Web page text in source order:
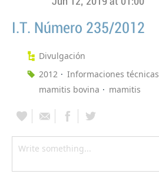
I.T. Número 235/2012
Divulgación
2012
Informaciones técnicas
mamitis bovina
mamitis